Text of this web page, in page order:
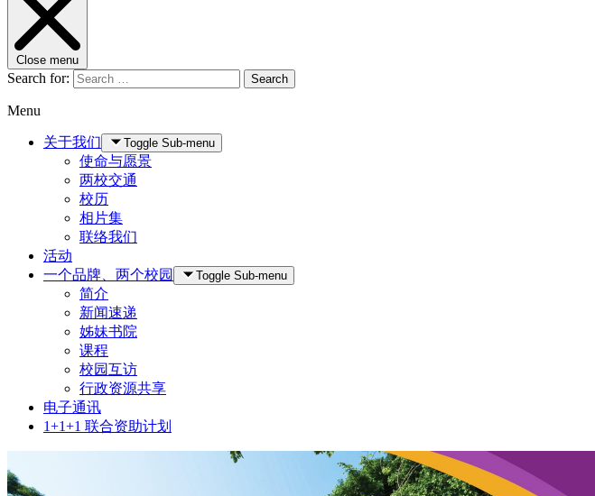
Close menu
Search for: Search
Menu
关于我们 Toggle Sub-menu
使命与愿景
两校交通
校历
相片集
联络我们
活动
一个品牌、两个校园
Toggle Sub-menu
简介
新闻速递
姊妹书院
课程
校园互访
行政资源共享
电子通讯
1+1+1 联合资助计划